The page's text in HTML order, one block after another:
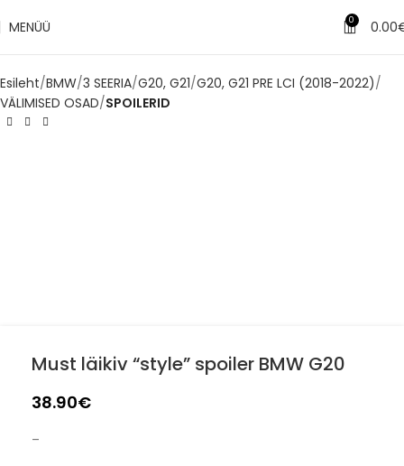
MENÜÜ 0 0.00
Esileht BMW 3 SEERIA G20, G21 G20, G21 PRE LCI (2018-2022)
VÄLIMISED OSAD SPOILERID
Must läikiv “style” spoiler BMW G20
38.90€
–
✔Tarne 1–3 tööpäeva jooksul